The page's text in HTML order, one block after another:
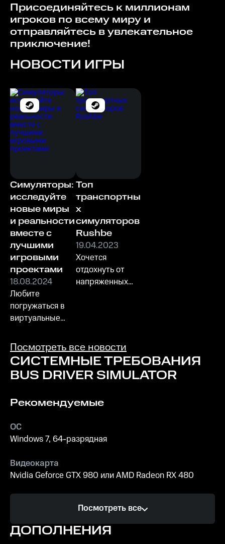
Присоединяйтесь к миллионам
игроков по всему миру и
отправляйтесь в увлекательное
приключение!
НОВОСТИ ИГРЫ
Симуляторы:
исследуйте
новые миры
и реальности
вместе с
лучшими
игровыми
проектами
18.08.2024
Любите
погружаться в
виртуальные
примерять на
себя новые
роли? Тогда эта
подборка для
Топ
транспортны
х
симуляторов
Rushbe
19.04.2023
Хочется
отдохнуть от
напряженных
симуляторы:
садитесь за руль
и отправляйтесь
по живописному
Посмотреть все новости
СИСТЕМНЫЕ ТРЕБОВАНИЯ
BUS DRIVER SIMULATOR
Рекомендуемые
ОС
Windows 7, 64-разрядная
Видеокарта
Nvidia Geforce GTX 980 или AMD Radeon RX 480
Intel Core i5 3470, 3.2 ГгЦ, AMD FX 812, 3.9 ГгЦ
Память
Посмотреть все
ДОПОЛНЕНИЯ